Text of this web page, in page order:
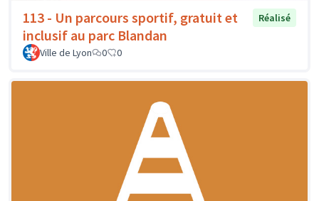
113 - Un parcours sportif, gratuit et
inclusif au parc Blandan
Réalisé
Ville de Lyon 0 0